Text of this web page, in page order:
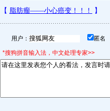
用户： 匿名
*搜狗拼音输入法，中文处理专家>>